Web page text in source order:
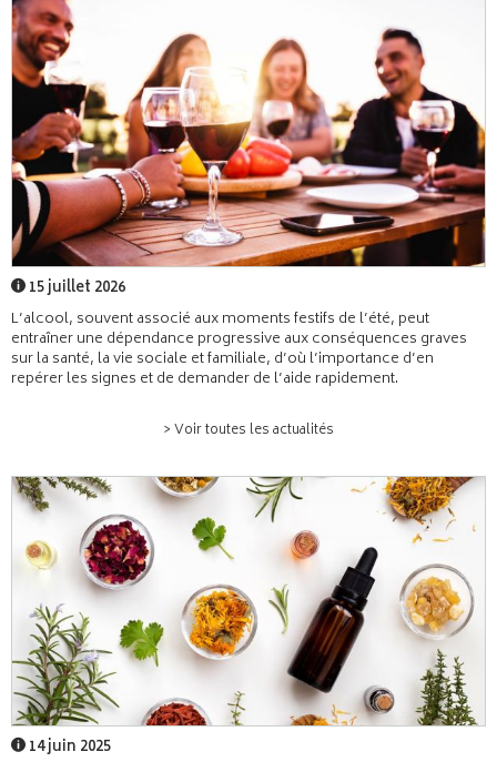
15 juillet 2026
L’alcool, souvent associé aux moments festifs de l’été, peut
entraîner une dépendance progressive aux conséquences graves
sur la santé, la vie sociale et familiale, d’où l’importance d’en
repérer les signes et de demander de l’aide rapidement.
> Voir toutes les actualités
14 juin 2025